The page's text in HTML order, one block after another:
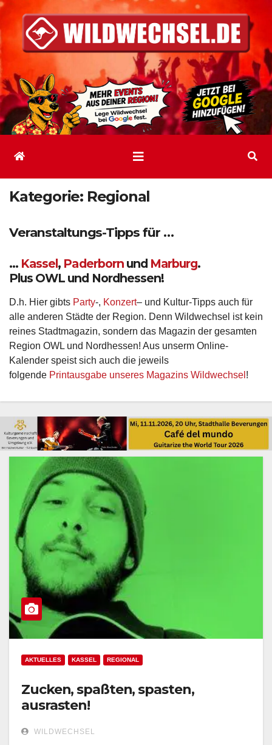
Inhalt
springen
Kategorie: Regional
Veranstaltungs-Tipps für …
… Kassel, Paderbornund Marburg.
Plus OWL und Nordhessen!
D.h. Hier gibts Party-, Konzert– und Kultur-Tipps auch für
alle anderen Städte der Region. Denn Wildwechsel ist kein
reines Stadtmagazin, sondern das Magazin der gesamten
Region OWL und Nordhessen! Aus unserm Online-
Kalender speist sich auch die jeweils
folgende Printausgabe unseres Magazins Wildwechsel !
AKTUELLES KASSEL REGIONAL
Zucken, spaßten, spasten,
ausrasten!
WILDWECHSEL